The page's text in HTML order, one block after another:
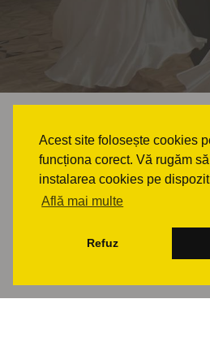
Acest site folosește cookies
funcționa corect. Vă rugăm
instalarea cookies pe
Află mai multe
Refuz